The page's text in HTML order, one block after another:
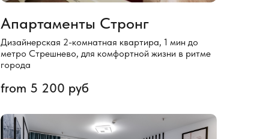
Апартаменты Стронг
Дизайнерская 2-комнатная квартира, 1 мин до
метро Стрешнево, для комфортной жизни в ритме
города
from 5 200 руб